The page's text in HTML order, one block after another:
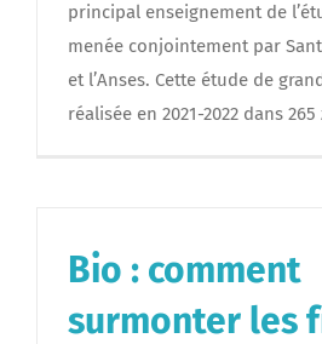
principal enseignement de
menée conjointement par
et l’Anses. Cette étude de
réalisée en 2021-2022 dans
Bio : comment
surmonter les